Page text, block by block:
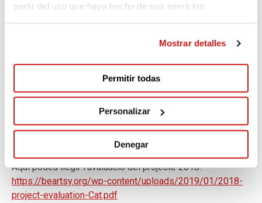
partir del uso que haya hecho de sus servicios.
Mostrar detalles
Permitir todas
Personalizar
Denegar
més a més dels pobles de l'any passat!
Creiem que és urgent que el projecte faci "soroll" en el
projecte que està present en els municipis què la
menstruació i el chhaupadi es discuteixen en el context
del canvi, i podem recopilar informació sobre les
creences de les persones. Estem segurs que el nostre
projecte pot ajudar a evitar la mort de nenes de cara al
Aquí podeu llegir l'avaluació del projecte 2018:
https://beartsy.org/wp-content/uploads/2019/01/2018-
project-evaluation-Cat.pdf